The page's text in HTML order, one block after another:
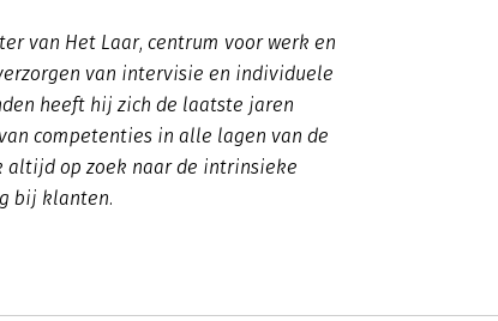
van Het Laar, centrum voor werk en
van intervisie en individuele
heeft hij zich de laatste jaren
competenties in alle lagen van de
altijd op zoek naar de intrinsieke
bij klanten.